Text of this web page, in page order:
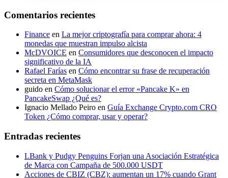
Comentarios recientes
Finance en La mejor criptografía para comprar ahora: 4
monedas que muestran impulso alcista
McDVOICE en Consumidores que desconocen el impacto
significativo de la IA
Rafael Farías en Cómo encontrar su frase de recuperación
secreta en MetaMask
guido en Cómo solucionar el error «Pancake K» en
PancakeSwap ¿Qué es?
Ignacio Mellado Peiro en Guía Exchange Crypto.com CRO
Token ¿Cómo comprar, usar y operar?
Entradas recientes
LBank y Pudgy Penguins Forjan una Asociación Estratégica
de Marca con Campaña de 500.000 USDT
Acciones de CBIZ (CBZ): aumentan un 17% cuando Grant